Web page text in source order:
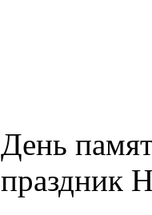
День
праздник